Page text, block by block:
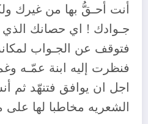
أنت أحـقُّ بها من غيرك
جـوادك ! اي حصانك
فتوقف عن الجـواب
فنظرت إليه ابنة عمّـه
اجل ان يوافق فتنهّد ثم
الشعريه مخاطبا لها